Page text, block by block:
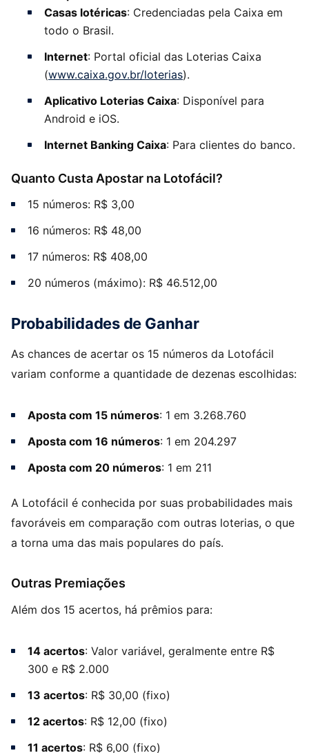
Casas lotéricas: Credenciadas pela Caixa em
todo o Brasil.
Internet: Portal oficial das Loterias Caixa
(www.caixa.gov.br/loterias).
Aplicativo Loterias Caixa: Disponível para
Android e iOS.
Internet Banking Caixa: Para clientes do banco.
Quanto Custa Apostar na Lotofácil?
15 números: R$ 3,00
16 números: R$ 48,00
17 números: R$ 408,00
20 números (máximo): R$ 46.512,00
Probabilidades de Ganhar
As chances de acertar os 15 números da Lotofácil
variam conforme a quantidade de dezenas escolhidas:
Aposta com 15 números: 1 em 3.268.760
Aposta com 16 números: 1 em 204.297
Aposta com 20 números: 1 em 211
A Lotofácil é conhecida por suas probabilidades mais
favoráveis em comparação com outras loterias, o que
a torna uma das mais populares do país.
Outras Premiações
Além dos 15 acertos, há prêmios para:
14 acertos: Valor variável, geralmente entre R$
300 e R$ 2.000
13 acertos: R$ 30,00 (fixo)
12 acertos: R$ 12,00 (fixo)
11 acertos: R$ 6,00 (fixo)